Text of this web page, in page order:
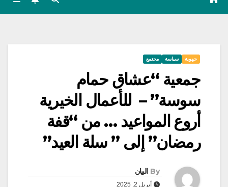
جهوية سياسة مجتمع
جمعية “عشاق حمام
سوسة” – للأعمال الخيرية
أروع المواعيد … من “قفة
رمضان” إلى ” سلة العيد”
By البيان
أبريل 2, 2025